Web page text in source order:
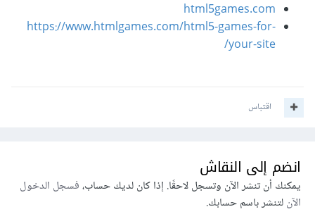
html5games.com
https://www.htmlgames.com/html5-games-for-
your-site/
اقتباس
انضم إلى النقاش
يمكنك أن تنشر الآن وتسجل لاحقًا. إذا كان لديك حساب،فسجل الدخول
الآنلتنشر باسم حسابك.